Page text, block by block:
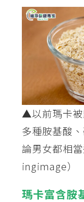
▲以前瑪卡被
多種胺基酸
論男女都相
ingimage）
瑪卡富含胺